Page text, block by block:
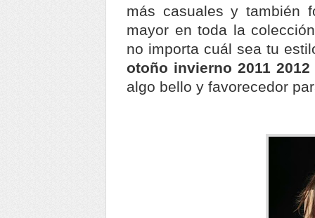
más casuales y también
mayor en toda la
no importa cuál sea tu
otoño invierno 2011
algo bello y favorecedor